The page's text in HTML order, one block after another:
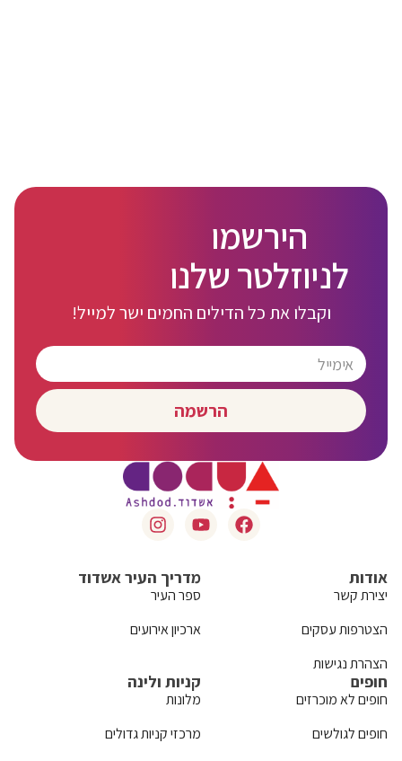
הירשמו
לניוזלטר שלנו
וקבלו את כל הדילים החמים ישר למייל!
הרשמה
אודות
יצירת קשר
הצטרפות עסקים
הצהרת נגישות
מדריך העיר אשדוד
ספר העיר
ארכיון אירועים
חופים
חופים לא מוכרזים
חופים לגולשים
קניות ולינה
מלונות
מרכזי קניות גדולים